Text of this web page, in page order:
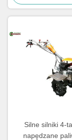
Silne silniki 4-
napędzane